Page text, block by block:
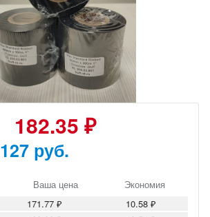
182.35 ₽
127 руб.
Ваша цена
Экономия
171.77 ₽
10.58 ₽